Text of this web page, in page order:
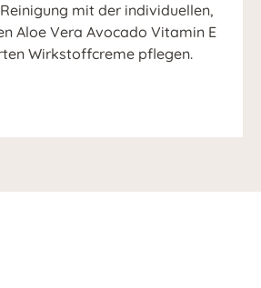
mit der individuellen,
Aloe Vera Avocado Vitamin E
Wirkstoffcreme pflegen.